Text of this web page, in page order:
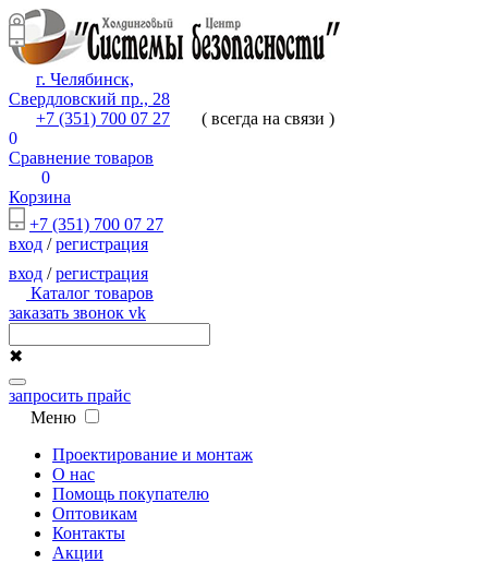
г. Челябинск,
Свердловский пр., 28
+7 (351) 700 07 27
( всегда на связи )
0
Сравнение товаров
0
Корзина
+7 (351) 700 07 27
вход /регистрация
вход /регистрация
Каталог товаров
заказать звонок vk
✖
запросить прайс
Меню
Проектирование и монтаж
О нас
Помощь покупателю
Оптовикам
Контакты
Акции